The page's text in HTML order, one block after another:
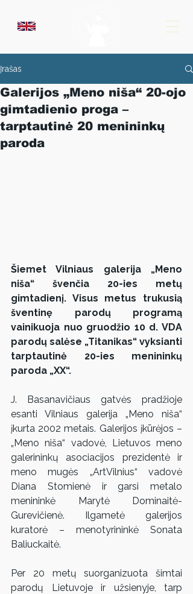
Įrašas
Galerijos „Meno niša“ 20-ojo
gimtadienio proga –
tarptautinė 20 menininkų
paroda
Šiemet Vilniaus galerija „Meno
niša“ švenčia 20-ies metų
gimtadienį. Visus metus trukusią
šventinę parodų programą
vainikuoja nuo gruodžio 10 d. VDA
parodų salėse „Titanikas“ vyksianti
tarptautinė 20-ies menininkų
paroda „XX“.
J. Basanavičiaus gatvės pradžioje
esanti Vilniaus galerija „Meno niša“
įkurta 2002 metais. Galerijos įkūrėjos –
„Meno niša“ vadovė, Lietuvos meno
galerininkų asociacijos prezidentė ir
meno mugės „ArtVilnius“ vadovė
Diana Stomienė ir garsi metalo
menininkė Marytė Dominaitė-
Gurevičienė. Ilgametė galerijos
kuratorė – menotyrininkė Sonata
Baliuckaitė.
Per 20 metų suorganizuota šimtai
parodų Lietuvoje ir užsienyje, tarp